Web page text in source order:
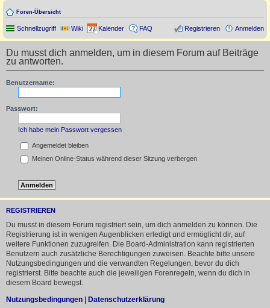
Foren-Übersicht
Schnellzugriff Wiki Kalender FAQ Anmelden
Registrieren
Du musst dich anmelden, um in diesem Forum auf Beiträge
zu antworten.
Benutzername:
Passwort:
Ich habe mein Passwort vergessen
Angemeldet bleiben
Meinen Online-Status während dieser Sitzung verbergen
REGISTRIEREN
Du musst in diesem Forum registriert sein, um dich anmelden zu können. Die
Registrierung ist in wenigen Augenblicken erledigt und ermöglicht dir, auf
weitere Funktionen zuzugreifen. Die Board-Administration kann registrierten
Benutzern auch zusätzliche Berechtigungen zuweisen. Beachte bitte unsere
Nutzungsbedingungen und die verwandten Regelungen, bevor du dich
registrierst. Bitte beachte auch die jeweiligen Forenregeln, wenn du dich in
diesem Board bewegst.
Nutzungsbedingungen | Datenschutzerklärung